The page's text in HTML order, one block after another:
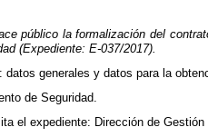
público la formalización del
(Expediente: E-037/2017).
datos generales y datos para la
de Seguridad.
el expediente: Dirección de